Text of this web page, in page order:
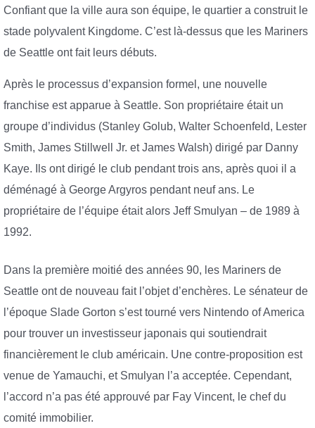
Confiant que la ville aura son équipe, le quartier a construit le
stade polyvalent Kingdome. C’est là-dessus que les Mariners
de Seattle ont fait leurs débuts.
Après le processus d’expansion formel, une nouvelle
franchise est apparue à Seattle. Son propriétaire était un
groupe d’individus (Stanley Golub, Walter Schoenfeld, Lester
Smith, James Stillwell Jr. et James Walsh) dirigé par Danny
Kaye. Ils ont dirigé le club pendant trois ans, après quoi il a
déménagé à George Argyros pendant neuf ans. Le
propriétaire de l’équipe était alors Jeff Smulyan – de 1989 à
1992.
Dans la première moitié des années 90, les Mariners de
Seattle ont de nouveau fait l’objet d’enchères. Le sénateur de
l’époque Slade Gorton s’est tourné vers Nintendo of America
pour trouver un investisseur japonais qui soutiendrait
financièrement le club américain. Une contre-proposition est
venue de Yamauchi, et Smulyan l’a acceptée. Cependant,
l’accord n’a pas été approuvé par Fay Vincent, le chef du
comité immobilier.